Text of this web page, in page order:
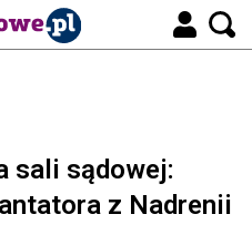
sali sądowej:
z Nadrenii